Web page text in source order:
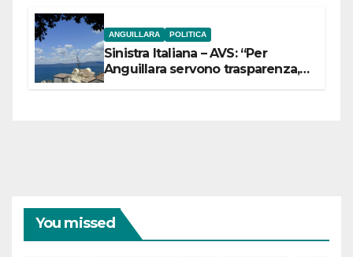
ANGUILLARA POLITICA
Sinistra Italiana – AVS: “Per
Anguillara servono trasparenza,
You missed